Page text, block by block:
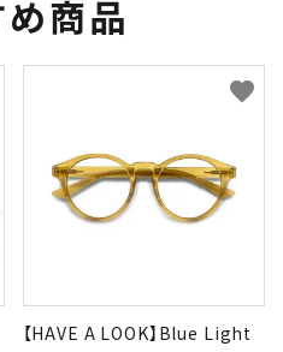
め商品
【HAVE A LOOK】Blue Light
favorite